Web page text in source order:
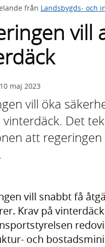
från Landsbygds- och
vill
10 maj 2023
vill öka
vinterdäck. Det
att
vill snabbt få
Krav på
och